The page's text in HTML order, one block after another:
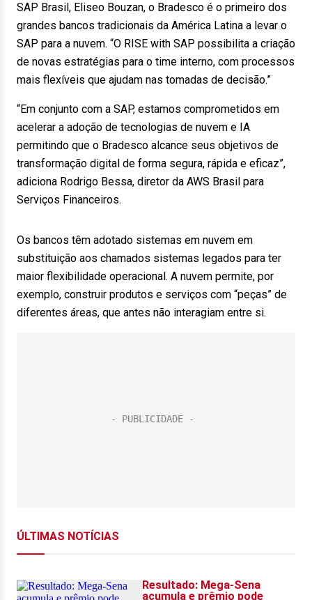
SAP Brasil, Eliseo Bouzan, o Bradesco é o primeiro dos
grandes bancos tradicionais da América Latina a levar o
SAP para a nuvem. “O RISE with SAP possibilita a criação
de novas estratégias para o time interno, com processos
mais flexíveis que ajudam nas tomadas de decisão.”
“Em conjunto com a SAP, estamos comprometidos em
acelerar a adoção de tecnologias de nuvem e IA
permitindo que o Bradesco alcance seus objetivos de
transformação digital de forma segura, rápida e eficaz”,
adiciona Rodrigo Bessa, diretor da AWS Brasil para
Serviços Financeiros.
Os bancos têm adotado sistemas em nuvem em
substituição aos chamados sistemas legados para ter
maior flexibilidade operacional. A nuvem permite, por
exemplo, construir produtos e serviços com “peças” de
diferentes áreas, que antes não interagiam entre si.